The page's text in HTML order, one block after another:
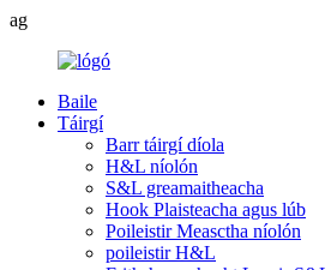
ag
Baile
Táirgí
Barr táirgí díola
H&L níolón
S&L greamaitheacha
Hook Plaisteacha agus lúb
Poileistir Measctha níolón
poileistir H&L